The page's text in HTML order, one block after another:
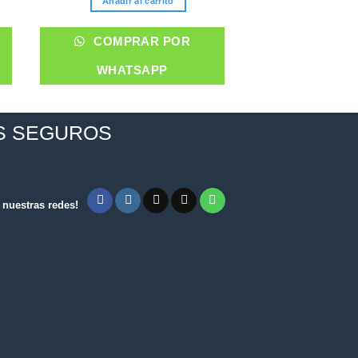
$200,00.
COMPRAR POR
WHATSAPP
SEGUROS
redes!